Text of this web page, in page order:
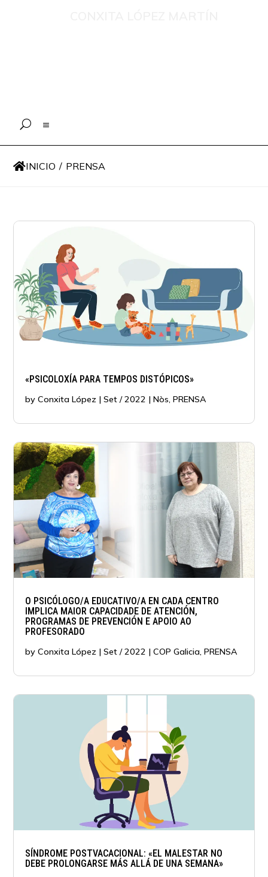
INICIO / PRENSA
«PSICOLOXÍA PARA TEMPOS DISTÓPICOS»
byConxita López |Set / 2022 |Nòs,PRENSA
O PSICÓLOGO/A EDUCATIVO/A EN CADA CENTRO
IMPLICA MAIOR CAPACIDADE DE ATENCIÓN,
PROGRAMAS DE PREVENCIÓN E APOIO AO
PROFESORADO
byConxita López |Set / 2022 |COP Galicia,PRENSA
SÍNDROME POSTVACACIONAL: «EL MALESTAR NO
DEBE PROLONGARSE MÁS ALLÁ DE UNA SEMANA»